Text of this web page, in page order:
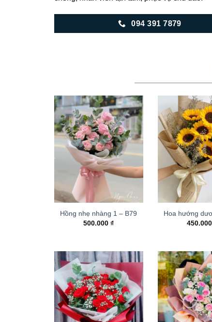
094 391 7879
Hồng nhẹ nhàng 1 – B79
500.000₫
Hoa hướng